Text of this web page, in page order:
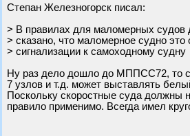
Степан Железногорск писал:
> В правилах для маломерных
> сказано, что маломерное судно
> сигнализации к самоходному судну
Ну раз дело дошло до МППСС72, то
7 узлов и т.д. может выставлять
Поскольку скоростные суда должны
правило применимо. Всегда имел